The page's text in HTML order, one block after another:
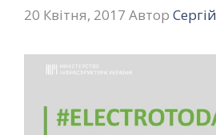
20 Квітня, 2017 Автор Сергій